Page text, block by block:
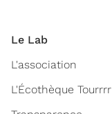
Le Lab
L'association
L'Écothèque Tourrrr